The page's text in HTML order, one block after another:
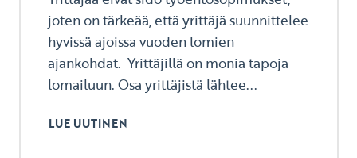
joten on tärkeää, että yrittäjä suunnittelee
hyvissä ajoissa vuoden lomien
ajankohdat. Yrittäjillä on monia tapoja
lomailuun. Osa yrittäjistä lähtee...
LUE UUTINEN